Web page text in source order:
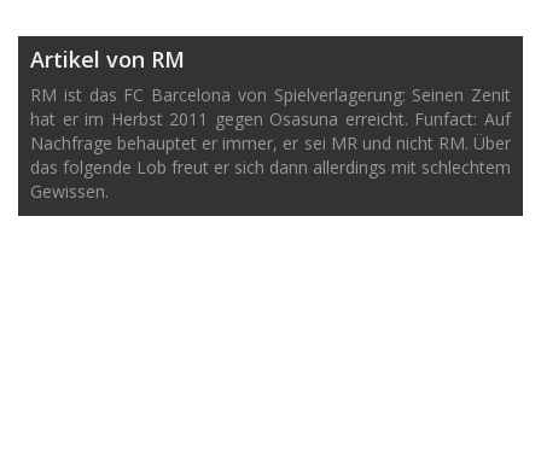
Artikel von RM
RM ist das FC Barcelona von Spielverlagerung: Seinen Zenit
hat er im Herbst 2011 gegen Osasuna erreicht. Funfact: Auf
Nachfrage behauptet er immer, er sei MR und nicht RM. Über
das folgende Lob freut er sich dann allerdings mit schlechtem
Gewissen.